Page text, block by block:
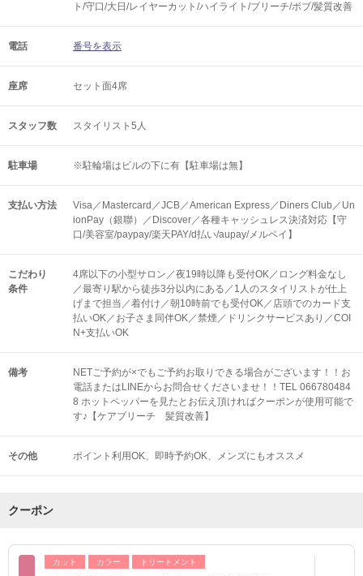
ト/守口/大日/レイヤーカット/ハイライト/ブリーチ/ボブ/髪質改善
電話 番号を表示
座席 セット面4席
スタッフ数 スタイリスト5人
駐車場 ※駐輪場はビルの下に有【駐車場は無】
支払い方法
Visa／Mastercard／JCB／American Express／Diners Club／Un
ionPay（銀聯）／Discover／各種キャッシュレス決済対応【守
口/美容室/paypay/楽天PAY/d払い/aupay/メルペイ】
こだわり
条件
4席以下の小型サロン／夜19時以降も受付OK／ロング料金なし
／最寄り駅から徒歩3分以内にある／1人のスタイリストが仕上
げまで担当／着付け／朝10時前でも受付OK／店頭でのカード支
払いOK／お子さま同伴OK／禁煙／ドリンクサービスあり／COI
N+支払いOK
備考
NETご予約が×でもご予約お取りできる場合がございます！！お
電話またはLINEからお問合せくださいませ！！TEL 066780484
8 ホットペッパーを見たとお伝え頂ければクーポンが使用可能で
す♪【ケアブリーチ 髪質改善】
その他 ポイント利用OK 即時予約OK メンズにもオススメ
クーポン
カット カラー トリートメント